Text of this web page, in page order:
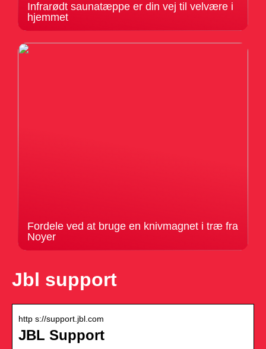
Infrarødt saunatæppe er din vej til velvære i
hjemmet
Fordele ved at bruge en knivmagnet i træ fra
Noyer
Jbl support
http s://support.jbl.com
JBL Support